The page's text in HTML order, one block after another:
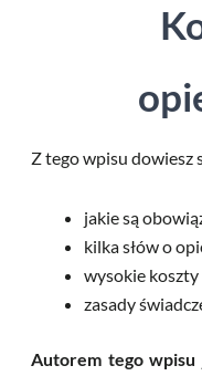
Z tego wpisu dowiesz
jakie są
kilka słów o
wysokie
zasady
Autorem tego wpisu